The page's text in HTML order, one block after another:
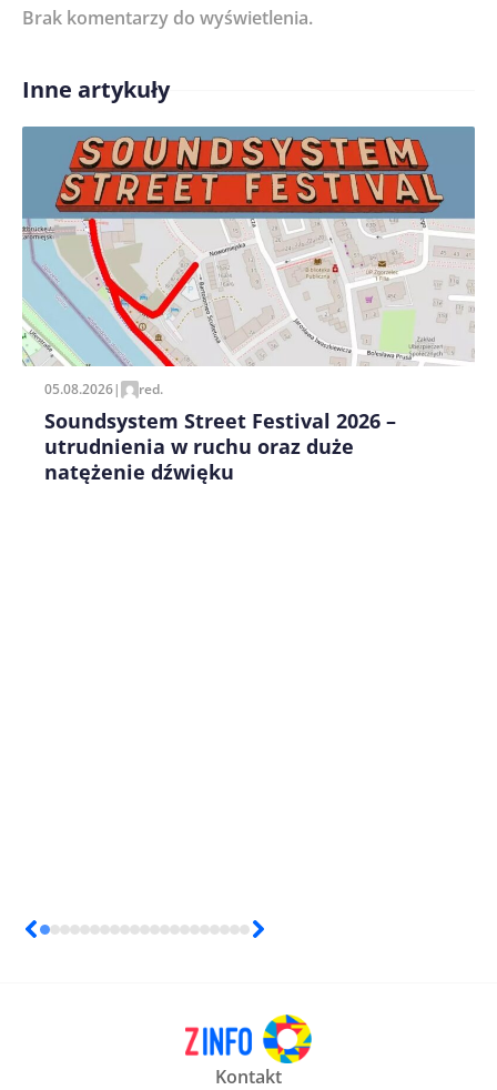
Treść komentarza*
Imię/ Nick*
Zapamiętaj moje dane w tej przeglądarce podczas
pisania kolejnych komentarzy.
Brak komentarzy do wyświetlenia.
Inne artykuły
05.08.2026| red.
Soundsystem Street Festival 2026 –
utrudnienia w ruchu oraz duże
natężenie dźwięku
Kontakt